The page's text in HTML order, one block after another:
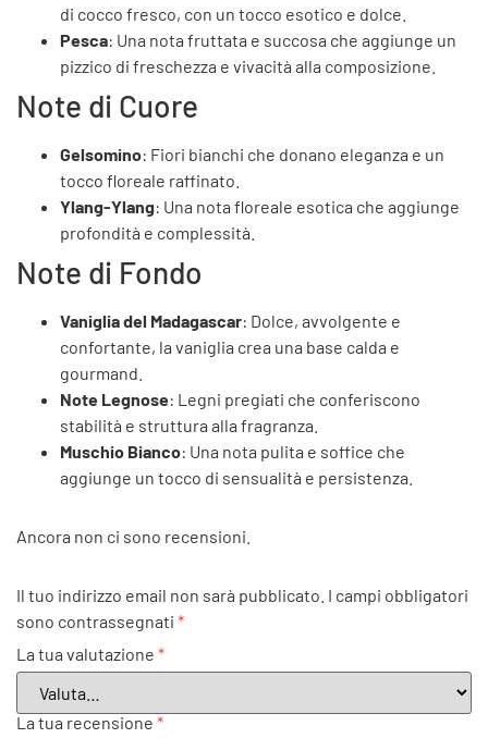
di cocco fresco, con un tocco esotico e dolce.
Pesca: Una nota fruttata e succosa che aggiunge un
pizzico di freschezza e vivacità alla composizione.
Note di Cuore
Gelsomino: Fiori bianchi che donano eleganza e un
tocco floreale raffinato.
Ylang-Ylang: Una nota floreale esotica che aggiunge
profondità e complessità.
Note di Fondo
Vaniglia del Madagascar: Dolce, avvolgente e
confortante, la vaniglia crea una base calda e
gourmand.
Note Legnose: Legni pregiati che conferiscono
stabilità e struttura alla fragranza.
Muschio Bianco: Una nota pulita e soffice che
aggiunge un tocco di sensualità e persistenza.
Ancora non ci sono recensioni.
Il tuo indirizzo email non sarà pubblicato. I campi obbligatori
sono contrassegnati *
La tua valutazione *
La tua recensione *